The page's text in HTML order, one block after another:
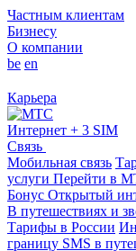
Частным клиентам
Бизнесу
О компании
be en
Карьера
Интернет + 3 SIM
Связь
Мобильная связь
услуги Перейти в
Бонус Открытый
В путешествиях и
Тарифы в России
границу SMS в